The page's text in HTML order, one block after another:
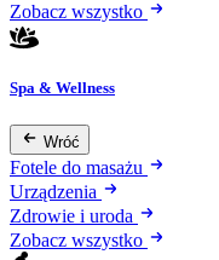
Zobacz wszystko
Spa & Wellness
Wróć
Fotele do masażu
Urządzenia
Zdrowie i uroda
Zobacz wszystko